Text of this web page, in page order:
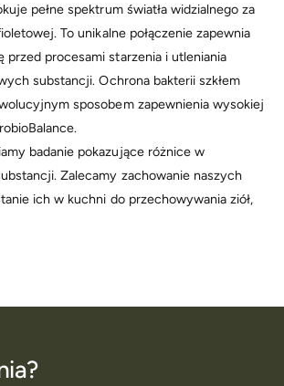
pełne spektrum światła widzialnego za
To unikalne połączenie zapewnia
przed procesami starzenia i utleniania
substancji. Ochrona bakterii szkłem
sposobem zapewnienia wysokiej
badanie pokazujące różnice w
Zalecamy zachowanie naszych
ich w kuchni do przechowywania ziół,